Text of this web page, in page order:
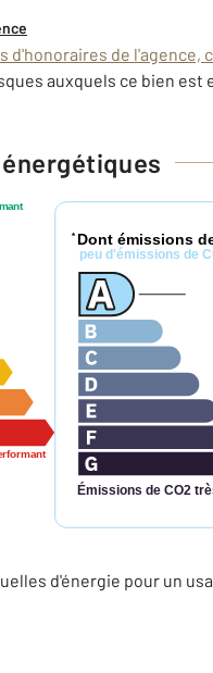
d'honoraires de l'agence,
auxquels ce bien
* Dont émissions
peu d'émissions de
Émissions de CO2
d'énergie pour un